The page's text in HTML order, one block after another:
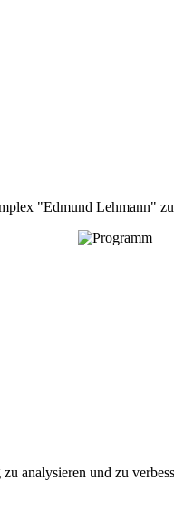
"Edmund Lehmann"
analysieren und zu